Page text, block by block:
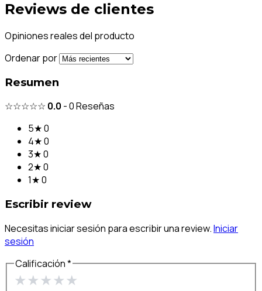
Reviews de clientes
Opiniones reales del producto
Ordenar por
Resumen
☆☆☆☆☆ 0.0 -0Reseñas
5★0
4★0
3★0
2★0
1★0
Escribir review
Necesitas iniciar sesión para escribir una review.Iniciar
sesión
Calificación *
★★★★★